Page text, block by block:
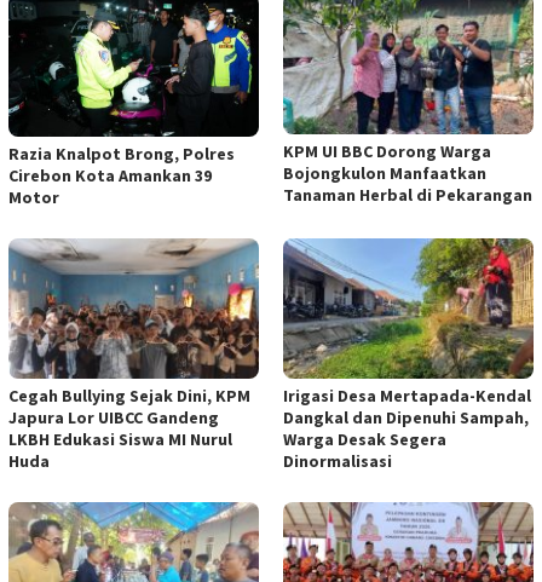
Razia Knalpot Brong, Polres
Cirebon Kota Amankan 39
Motor
KPM UI BBC Dorong Warga
Bojongkulon Manfaatkan
Tanaman Herbal di Pekarangan
Cegah Bullying Sejak Dini, KPM
Japura Lor UIBCC Gandeng
LKBH Edukasi Siswa MI Nurul
Huda
Irigasi Desa Mertapada-Kendal
Dangkal dan Dipenuhi Sampah,
Warga Desak Segera
Dinormalisasi